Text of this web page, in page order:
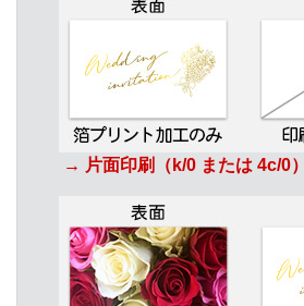
→ 片面印刷（k/0 または 4c/0）